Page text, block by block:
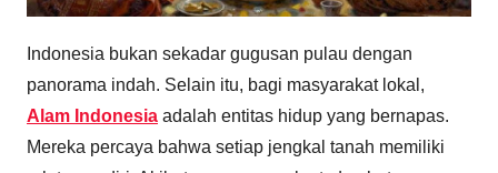
Indonesia bukan sekadar gugusan pulau dengan
panorama indah. Selain itu, bagi masyarakat lokal,
Alam Indonesia adalah entitas hidup yang bernapas.
Mereka percaya bahwa setiap jengkal tanah memiliki